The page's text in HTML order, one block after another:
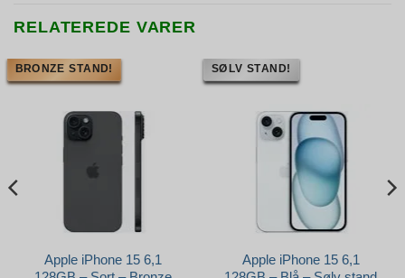
RELATEREDE VARER
BRONZE STAND!
Apple iPhone 15 6,1
SØLV STAND!
Apple iPhone 15 6,1